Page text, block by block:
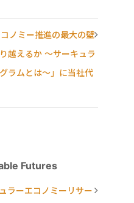
ノミー推進の最大の壁
越えるか ～サーキュラ
ラムとは～」に当社代
Futures
ラーエコノミーリサー